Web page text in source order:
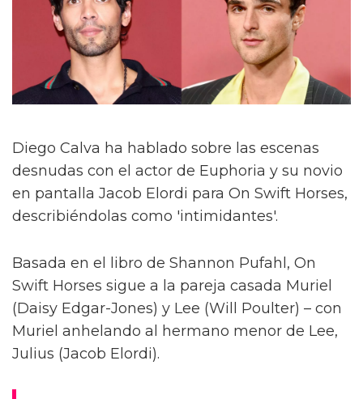
Diego Calva ha hablado sobre las escenas
desnudas con el actor de Euphoria y su novio
en pantalla Jacob Elordi para On Swift Horses,
describiéndolas como 'intimidantes'.
Basada en el libro de Shannon Pufahl, On
Swift Horses sigue a la pareja casada Muriel
(Daisy Edgar-Jones) y Lee (Will Poulter) – con
Muriel anhelando al hermano menor de Lee,
Julius (Jacob Elordi).